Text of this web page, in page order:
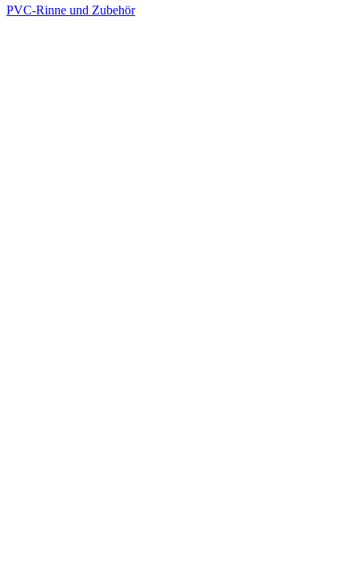
PVC-Rinne und Zubehör